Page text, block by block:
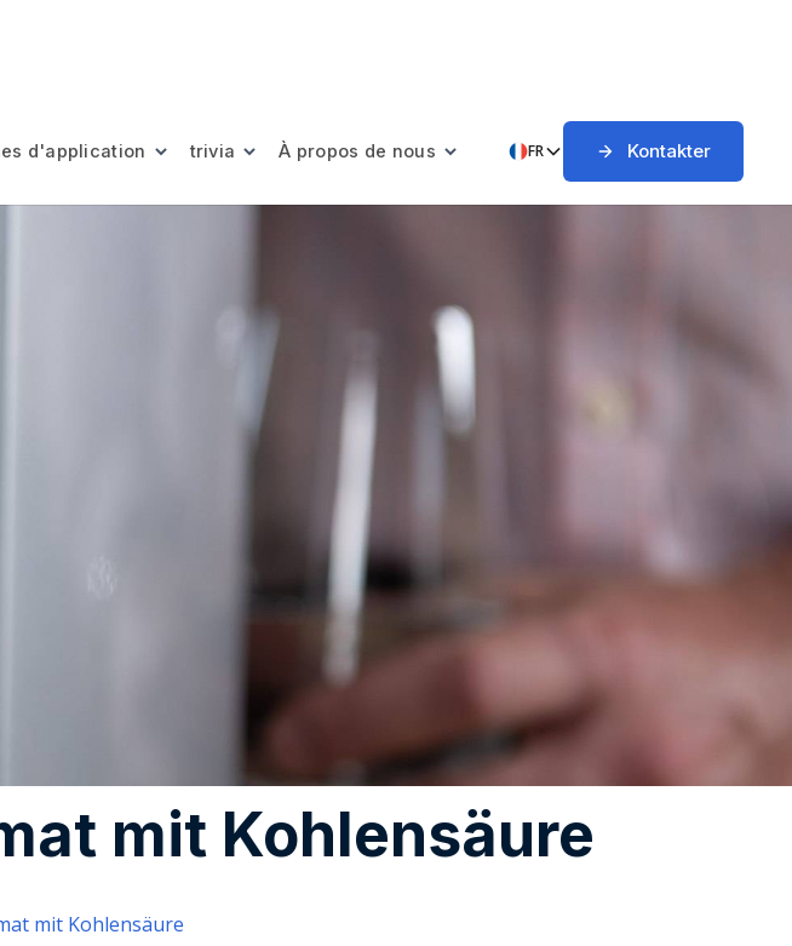
d'application trivia À propos de nous FR Kontakter
mit Kohlensäure
mit Kohlensäure